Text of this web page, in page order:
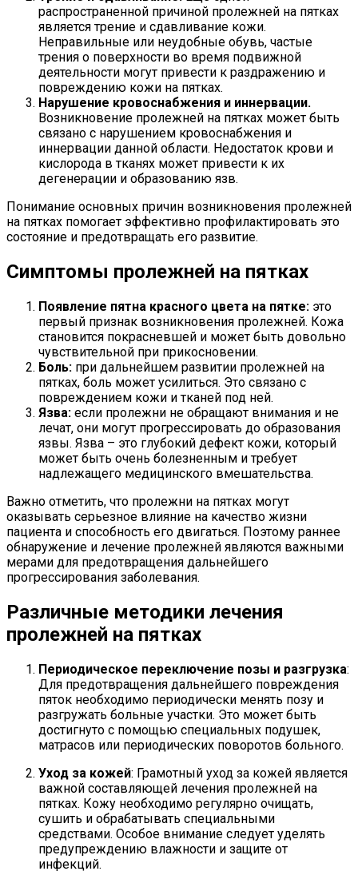
распространенной причиной пролежней на пятках
является трение и сдавливание кожи.
Неправильные или неудобные обувь, частые
трения о поверхности во время подвижной
деятельности могут привести к раздражению и
повреждению кожи на пятках.
Нарушение кровоснабжения и иннервации.
Возникновение пролежней на пятках может быть
связано с нарушением кровоснабжения и
иннервации данной области. Недостаток крови и
кислорода в тканях может привести к их
дегенерации и образованию язв.
Понимание основных причин возникновения пролежней
на пятках помогает эффективно профилактировать это
состояние и предотвращать его развитие.
Симптомы пролежней на пятках
Появление пятна красного цвета на пятке: это
первый признак возникновения пролежней. Кожа
становится покрасневшей и может быть довольно
чувствительной при прикосновении.
Боль: при дальнейшем развитии пролежней на
пятках, боль может усилиться. Это связано с
повреждением кожи и тканей под ней.
Язва: если пролежни не обращают внимания и не
лечат, они могут прогрессировать до образования
язвы. Язва – это глубокий дефект кожи, который
может быть очень болезненным и требует
надлежащего медицинского вмешательства.
Важно отметить, что пролежни на пятках могут
оказывать серьезное влияние на качество жизни
пациента и способность его двигаться. Поэтому раннее
обнаружение и лечение пролежней являются важными
мерами для предотвращения дальнейшего
прогрессирования заболевания.
Различные методики лечения
пролежней на пятках
Периодическое переключение позы и разгрузка:
Для предотвращения дальнейшего повреждения
пяток необходимо периодически менять позу и
разгружать больные участки. Это может быть
достигнуто с помощью специальных подушек,
матрасов или периодических поворотов больного.
Уход за кожей: Грамотный уход за кожей является
важной составляющей лечения пролежней на
пятках. Кожу необходимо регулярно очищать,
сушить и обрабатывать специальными
средствами. Особое внимание следует уделять
предупреждению влажности и защите от
инфекций.